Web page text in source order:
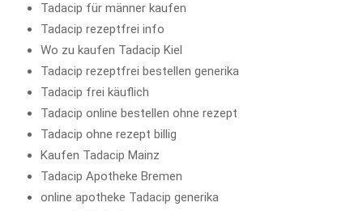
Tadacip für männer kaufen
Tadacip rezeptfrei info
Wo zu kaufen Tadacip Kiel
Tadacip rezeptfrei bestellen generika
Tadacip frei käuflich
Tadacip online bestellen ohne rezept
Tadacip ohne rezept billig
Kaufen Tadacip Mainz
Tadacip Apotheke Bremen
online apotheke Tadacip generika